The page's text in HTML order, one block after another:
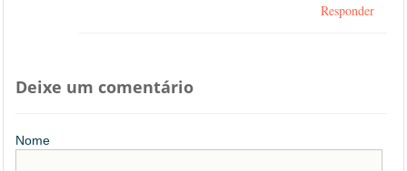
Responder
Deixe um comentário
Nome